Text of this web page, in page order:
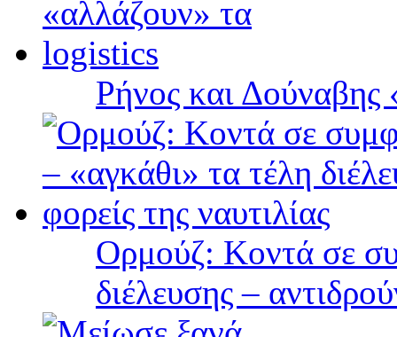
Ρήνος και
Ορμούζ: Κοντά σε
διέλευσης –